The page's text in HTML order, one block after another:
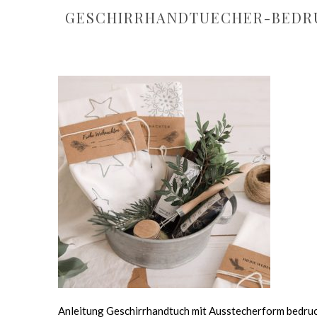
GESCHIRRHANDTUECHER-
Anleitung Geschirrhandtuch mit Ausstecherform